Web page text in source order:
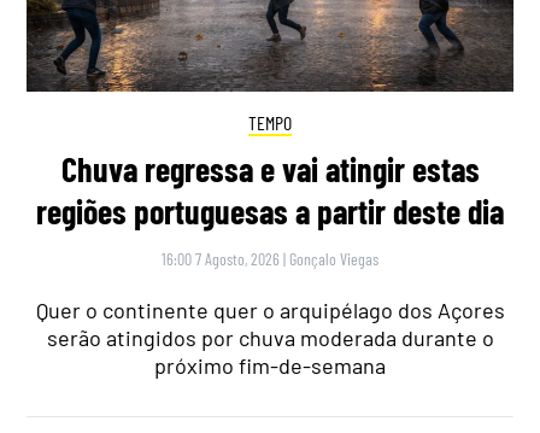
TEMPO
Chuva regressa e vai atingir estas
regiões portuguesas a partir deste dia
16:00 7 Agosto, 2026 | Gonçalo Viegas
Quer o continente quer o arquipélago dos Açores
serão atingidos por chuva moderada durante o
próximo fim-de-semana